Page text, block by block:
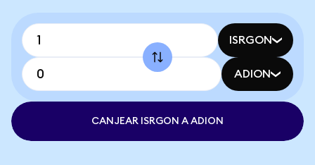
ISRGON
ADION
CANJEAR ISRGON A ADION